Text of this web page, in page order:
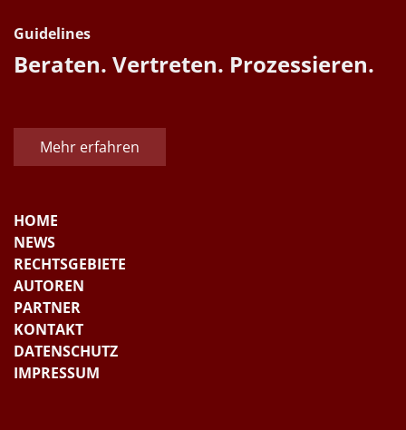
Guidelines
Beraten. Vertreten. Prozessieren.
Mehr erfahren
HOME
NEWS
RECHTSGEBIETE
AUTOREN
PARTNER
KONTAKT
DATENSCHUTZ
IMPRESSUM